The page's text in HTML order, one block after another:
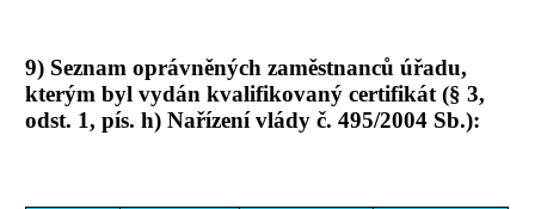
9) Seznam oprávněných zaměstnanců úřadu,
kterým byl vydán kvalifikovaný certifikát (§ 3,
odst. 1, pís. h) Nařízení vlády č. 495/2004 Sb.):